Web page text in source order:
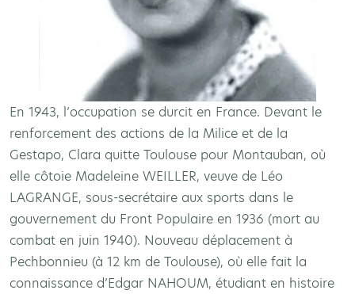
En 1943, l’occupation se durcit en France. Devant le
renforcement des actions de la Milice et de la
Gestapo, Clara quitte Toulouse pour Montauban, où
elle côtoie Madeleine WEILLER, veuve de Léo
LAGRANGE, sous-secrétaire aux sports dans le
gouvernement du Front Populaire en 1936 (mort au
combat en juin 1940). Nouveau déplacement à
Pechbonnieu (à 12 km de Toulouse), où elle fait la
connaissance d’Edgar NAHOUM, étudiant en histoire